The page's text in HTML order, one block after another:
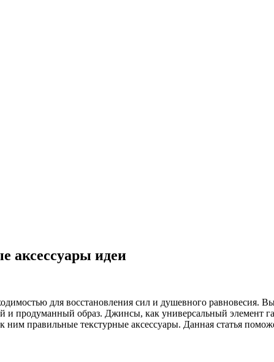
аксессуары идеи
для восстановления сил и душевного равновесия.
и продуманный образ. Джинсы, как универсальный элемент
правильные текстурные аксессуары. Данная статья